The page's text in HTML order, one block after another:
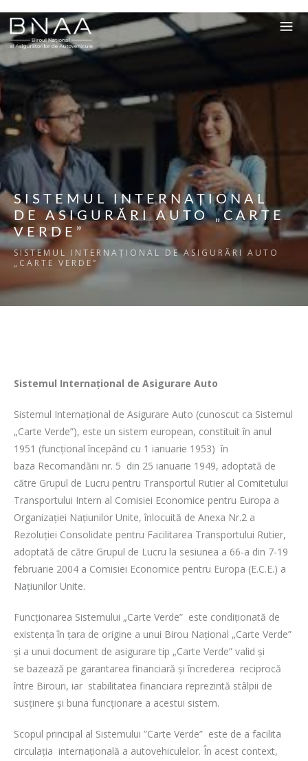
SISTEMUL INTERNAȚIONAL
DE ASIGURĂRI AUTO „CARTE
VERDE”
SISTEMUL INTERNAȚIONAL DE ASIGURĂRI AUTO
„CARTE VERDE”
Sistemul Internațional de Asigurare Auto
Sistemul Internațional de Asigurare Auto (cunoscut ca Sistemul
„Carte Verde”), este un sistem european, constituit în anul
1951 (funcțional începând cu 1 ianuarie 1953) în
baza Recomandării nr. 5 din 25 ianuarie 1949, adoptată de
către Grupul de Lucru pentru Transportul Rutier al Comitetului
Transportului Intern al Comisiei Economice pentru Europa a
Organizației Națiunilor Unite, înlocuită de Anexa Nr.2 a
Rezoluției Consolidate pentru Facilitarea Transportului Rutier,
adoptată de către Grupul de Lucru la sesiunea a 66-a din 7-19
februarie 2004 a Comisiei Economice pentru Europa (E.C.E.) a
Națiunilor Unite.
Funcționarea Sistemului „Carte Verde” este condiționată de
existența în țara de origine a unui Birou Național „Carte Verde”
și a unui document de asigurare tip „Carte Verde” valid și
se bazează pe garantarea financiară și încrederea reciprocă
între Birouri, iar stabilitatea financiara reprezintă stâlpii de
susținere și buna funcționare a acestui sistem.
Scopul principal al Sistemului ”Carte Verde” este de a facilita
circulația internațională a autovehiculelor. În acest context,